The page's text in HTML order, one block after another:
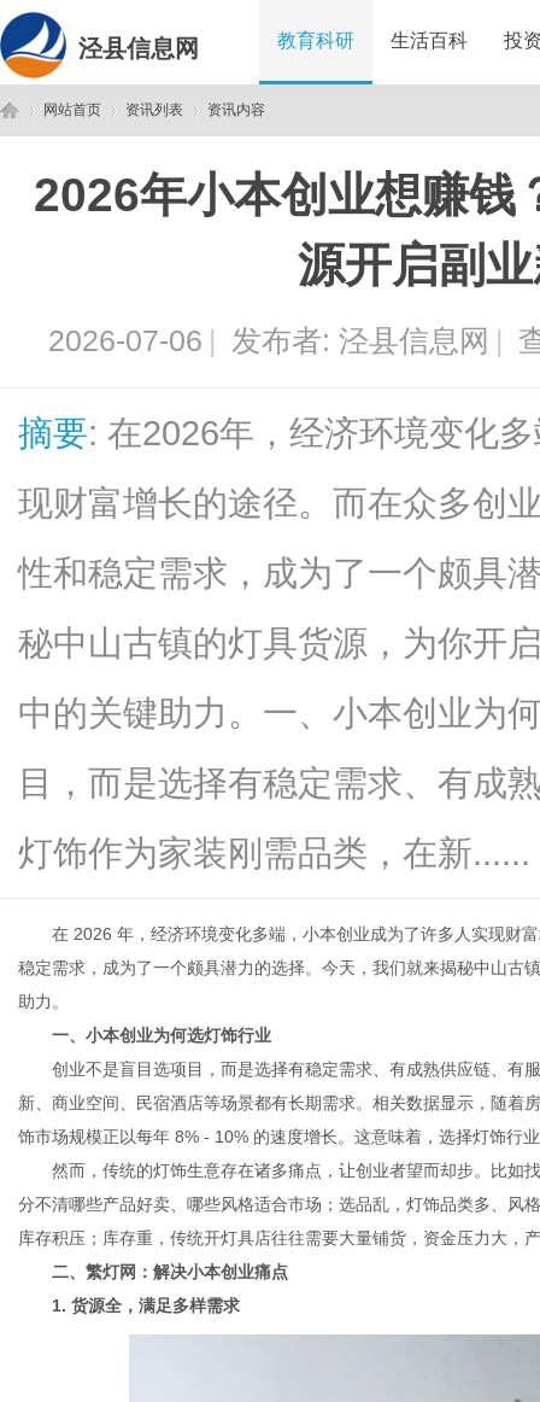
泾县信息网 教育科研 生活百科 投
网站首页
›
资讯列表 资讯内容
2026年小本创业想赚钱
源开启副
2026-07-06 | 发布者: 泾县信息网 |
摘要: 在2026年，经济环境变化
现财富增长的途径。而在众多创
性和稳定需求，成为了一个颇具
秘中山古镇的灯具货源，为你开
中的关键助力。一、小本创业为
目，而是选择有稳定需求、有成
灯饰作为家装刚需品类，在新......
在 2026 年，经济环境变化多端，小本创业成为了许多人实现财
稳定需求，成为了一个颇具潜力的选择。今天，我们就来揭秘中山古
助力。
一、小本创业为何选灯饰行业
创业不是盲目选项目，而是选择有稳定需求、有成熟供应链、有
新、商业空间、民宿酒店等场景都有长期需求。相关数据显示，随着
饰市场规模正以每年 8% - 10% 的速度增长。这意味着，选择灯饰行
然而，传统的灯饰生意存在诸多痛点，让创业者望而却步。比如
分不清哪些产品好卖、哪些风格适合市场；选品乱，灯饰品类多、风
库存积压；库存重，传统开灯具店往往需要大量铺货，资金压力大，
二、繁灯网：解决小本创业痛点
1. 货源全，满足多样需求